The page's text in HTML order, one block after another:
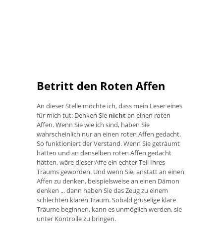
Betritt den Roten Affen
An dieser Stelle möchte ich, dass mein Leser eines
für mich tut: Denken Sie nichtan einen roten
Affen. Wenn Sie wie ich sind, haben Sie
wahrscheinlich nur an einen roten Affen gedacht.
So funktioniert der Verstand. Wenn Sie geträumt
hätten und an denselben roten Affen gedacht
hätten, wäre dieser Affe ein echter Teil Ihres
Traums geworden. Und wenn Sie, anstatt an einen
Affen zu denken, beispielsweise an einen Dämon
denken ... dann haben Sie das Zeug zu einem
schlechten klaren Traum. Sobald gruselige klare
Träume beginnen, kann es unmöglich werden, sie
unter Kontrolle zu bringen.